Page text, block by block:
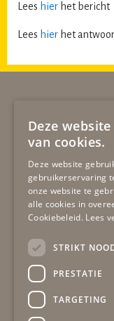
Lees hier het bericht
Lees hier het
Secretariaat gob
Winston Churchilllaan
06-51724483
secretariaat@gob-
Algemeen contact
bel: 06-51724483
mail:
Deze
van cookies.
Deze website
gebruikerservaring
onze website te
alle cookies in
Cookiebeleid. Lees
STRIKT
PRESTATIE
TARGETING